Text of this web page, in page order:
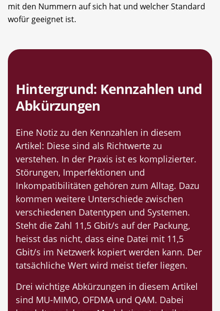
mit den Nummern auf sich hat und welcher Standard
wofür geeignet ist.
Hintergrund: Kennzahlen und
Abkürzungen
Eine Notiz zu den Kennzahlen in diesem
Artikel: Diese sind als Richtwerte zu
verstehen. In der Praxis ist es komplizierter.
Störungen, Imperfektionen und
Inkompatibilitäten gehören zum Alltag. Dazu
kommen weitere Unterschiede zwischen
verschiedenen Datentypen und Systemen.
Steht die Zahl 11,5 Gbit/s auf der Packung,
heisst das nicht, dass eine Datei mit 11,5
Gbit/s im Netzwerk kopiert werden kann. Der
tatsächliche Wert wird meist tiefer liegen.
Drei wichtige Abkürzungen in diesem Artikel
sind MU-MIMO, OFDMA und QAM. Dabei